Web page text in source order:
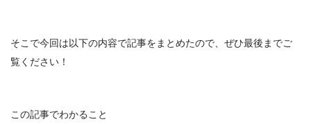
そこで今回は以下の内容で記事をまとめたので、ぜひ最後までご
覧ください！
この記事でわかること